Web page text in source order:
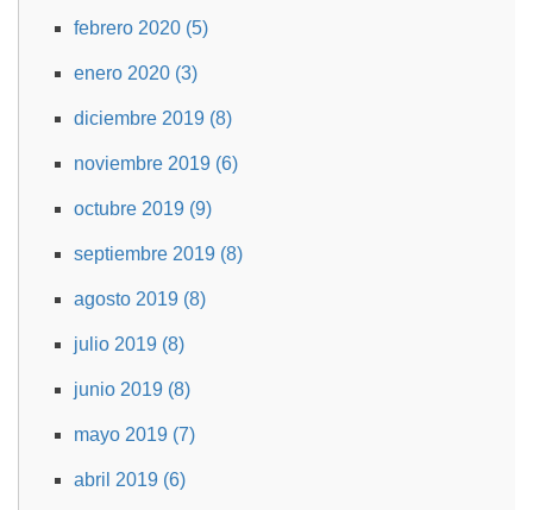
febrero 2020 (5)
enero 2020 (3)
diciembre 2019 (8)
noviembre 2019 (6)
octubre 2019 (9)
septiembre 2019 (8)
agosto 2019 (8)
julio 2019 (8)
junio 2019 (8)
mayo 2019 (7)
abril 2019 (6)